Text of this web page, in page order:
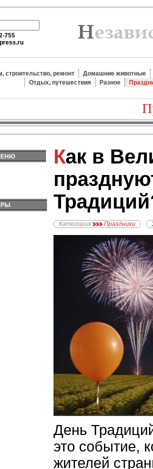
755
строительство, ремонт
Домашние животные
Отдых, путешествия
Разное
Как в Великобритании
Категория Праздники
День
это событие,
жителей